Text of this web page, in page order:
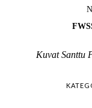
Kuvat Santtu